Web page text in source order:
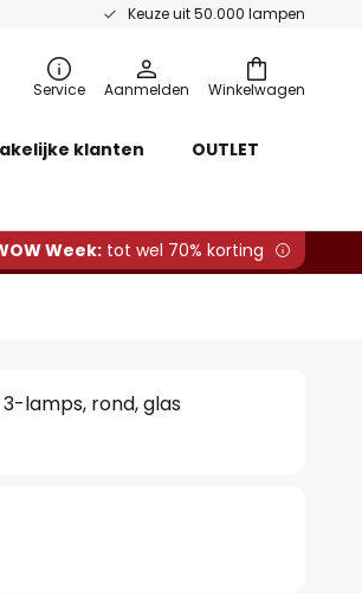
Keuze uit 50.000 lampen
Winkelwagen
Service Aanmelden
klanten OUTLET
Week: tot wel 70% korting
lamps, rond, glas